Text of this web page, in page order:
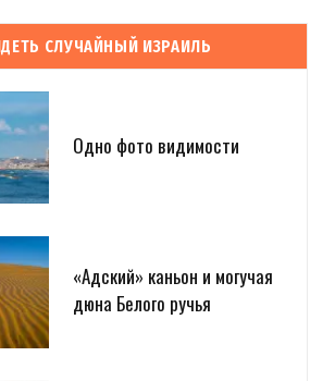
СЛУЧАЙНЫЙ ИЗРАИЛЬ
Одно фото видимости
«Адский» каньон и могучая
дюна Белого ручья